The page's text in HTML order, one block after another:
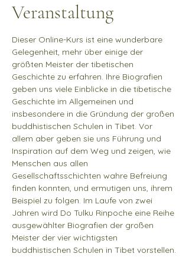
Veranstaltung
Dieser Online-Kurs ist eine wunderbare
Gelegenheit, mehr über einige der
größten Meister der tibetischen
Geschichte zu erfahren. Ihre Biografien
geben uns viele Einblicke in die tibetische
Geschichte im Allgemeinen und
insbesondere in die Gründung der großen
buddhistischen Schulen in Tibet. Vor
allem aber geben sie uns Führung und
Inspiration auf dem Weg und zeigen, wie
Menschen aus allen
Gesellschaftsschichten wahre Befreiung
finden konnten, und ermutigen uns, ihrem
Beispiel zu folgen. Im Laufe von zwei
Jahren wird Do Tulku Rinpoche eine Reihe
ausgewählter Biografien der großen
Meister der vier wichtigsten
buddhistischen Schulen in Tibet vorstellen.